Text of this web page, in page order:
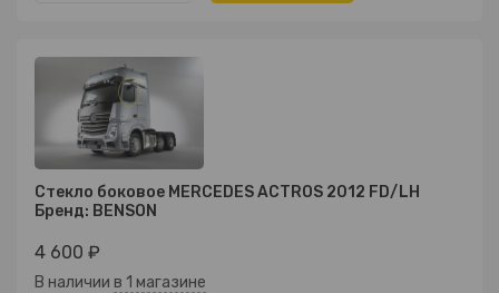
Стекло боковое MERCEDES ACTROS 2012 FD/LH
Бренд: BENSON
4 600 ₽
В наличии в 1 магазине